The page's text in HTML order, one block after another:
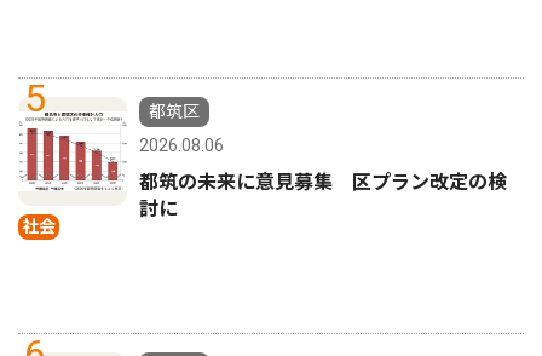
5
社会
都筑区
2026.08.06
都筑の未来に意見募集 区プラン改定の検
討に